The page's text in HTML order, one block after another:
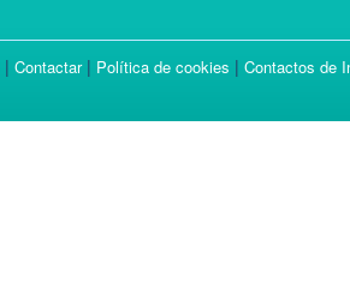
| Contactar| Política de cookies | Contactos de